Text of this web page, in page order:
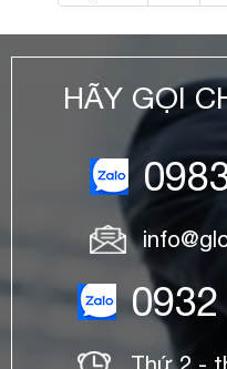
HÃY GỌI
Thứ 2 -